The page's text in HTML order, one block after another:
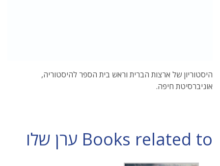
היסטוריון של ארצות הברית וראש בית הספר להיסטוריה,
אוניברסיטת חיפה.
Books related to ערן שלו